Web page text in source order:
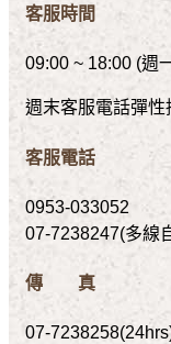
客服時間
09:00 ~ 18:00 (週
週末客服電話彈性
客服電話
0953-033052
07-7238247(多線
傳 真
07-